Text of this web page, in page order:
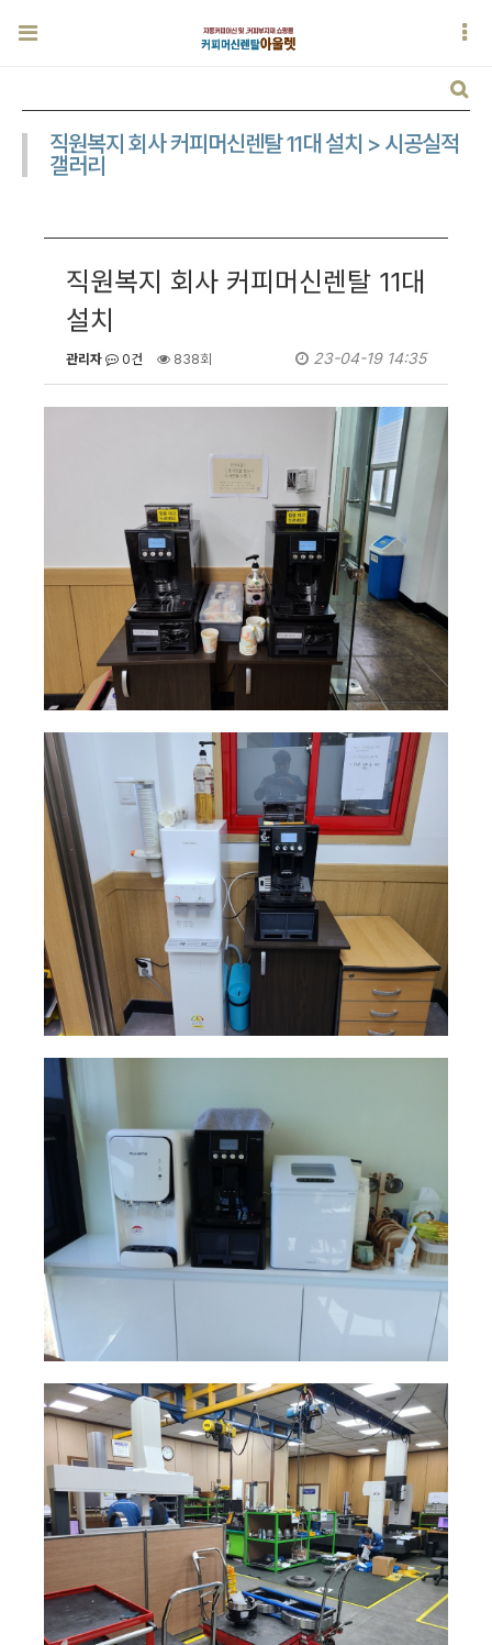
직원복지 회사 커피머신렌탈 11대 설치 > 시공실적
갤러리
직원복지 회사 커피머신렌탈 11대
설치
관리자 0건 838회 23-04-19 14:35